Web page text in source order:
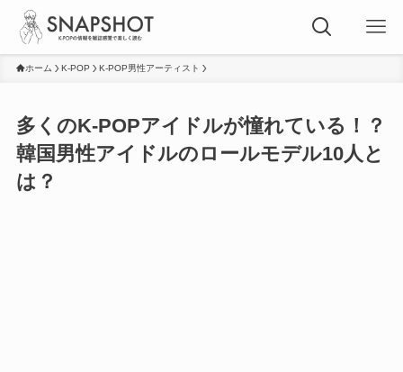
ホーム K-POP K-POP男性アーティスト
多くのK-POPアイドルが憧れている！？
韓国男性アイドルのロールモデル10人と
は？